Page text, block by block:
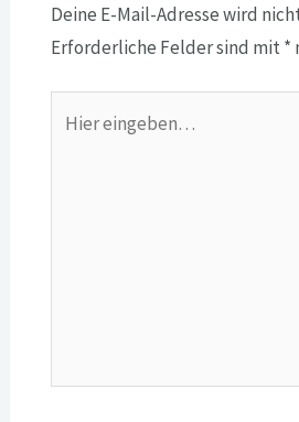
Deine E-Mail-Adresse wird
Erforderliche Felder sind mit*
eingeben…